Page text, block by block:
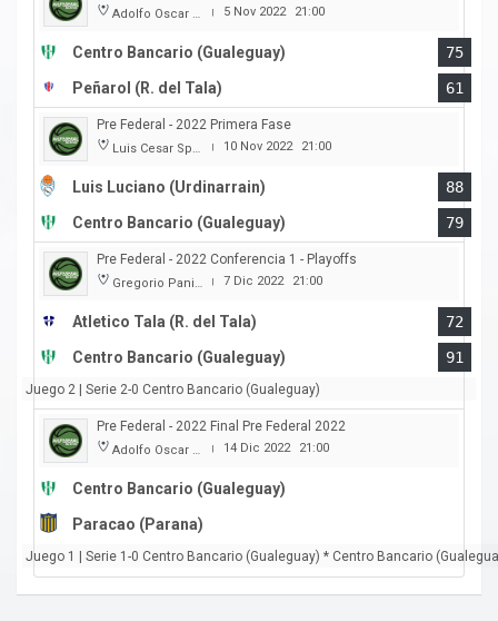
Adolfo Oscar Capurro | 5 Nov 2022 21:00
Centro Bancario (Gualeguay)
75
Peñarol (R. del Tala)
61
Pre Federal - 2022 Primera Fase
Luis Cesar Spiazzi | 10 Nov 2022 21:00
Luis Luciano (Urdinarrain)
88
Centro Bancario (Gualeguay)
79
Pre Federal - 2022 Conferencia 1 - Playoffs
Gregorio Panizza | 7 Dic 2022 21:00
Atletico Tala (R. del Tala)
72
Centro Bancario (Gualeguay)
91
Juego 2 | Serie 2-0 Centro Bancario (Gualeguay)
Pre Federal - 2022 Final Pre Federal 2022
Adolfo Oscar Capurro | 14 Dic 2022 21:00
Centro Bancario (Gualeguay)
Paracao (Parana)
Juego 1 | Serie 1-0 Centro Bancario (Gualeguay) * Centro Bancario